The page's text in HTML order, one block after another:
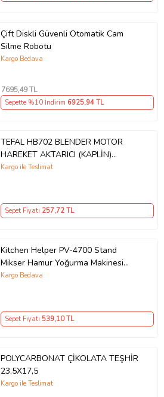
Çift Diskli Güvenli Otomatik Cam
Silme Robotu
Kargo Bedava
7695,49 TL
Sepette %10 İndirim 6925,94 TL
TEFAL HB702 BLENDER MOTOR
HAREKET AKTARICI (KAPLİN)
Uyumlu
Kargo ile Teslimat
Sepet Fiyatı 257,72 TL
Kitchen Helper PV-4700 Stand
Mikser Hamur Yoğurma Makinesi
Hamur Çırpıcı
Kargo Bedava
Sepet Fiyatı 539,10 TL
POLYCARBONAT ÇİKOLATA TEŞHİR
23,5X17,5
Kargo ile Teslimat